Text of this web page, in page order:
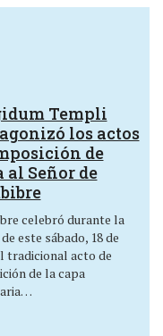
Templi
los actos
de
al Señor de
celebró durante la
este sábado, 18 de
tradicional acto de
de la capa